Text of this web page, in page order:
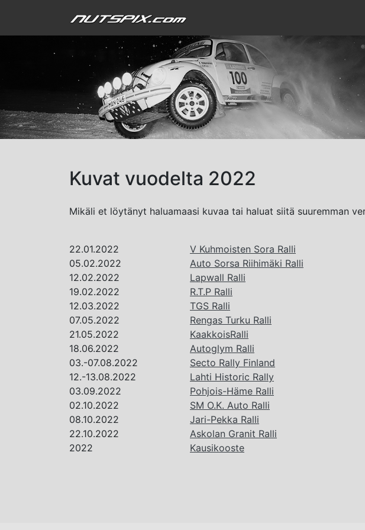
Kuvat vuodelta 2022
Mikäli et löytänyt haluamaasi kuvaa tai haluat siitä suuremman
22.01.2022 V Kuhmoisten Sora Ralli
05.02.2022
Auto Sorsa Riihimäki Ralli
12.02.2022
Lapwall Ralli
19.02.2022
R.T.P Ralli
12.03.2022
TGS Ralli
07.05.2022
Rengas Turku Ralli
21.05.2022
KaakkoisRalli
18.06.2022
Autoglym Ralli
03.-07.08.2022
Secto Rally Finland
12.-13.08.2022
Lahti Historic Rally
03.09.2022
Pohjois-Häme Ralli
02.10.2022
SM O.K. Auto Ralli
08.10.2022
Jari-Pekka Ralli
22.10.2022
Askolan Granit Ralli
2022
Kausikooste